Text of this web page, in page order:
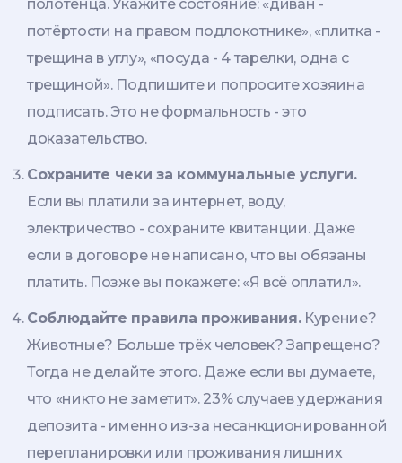
полотенца. Укажите состояние: «диван -
потёртости на правом подлокотнике», «плитка -
трещина в углу», «посуда - 4 тарелки, одна с
трещиной». Подпишите и попросите хозяина
подписать. Это не формальность - это
доказательство.
Сохраните чеки за коммунальные услуги.
Если вы платили за интернет, воду,
электричество - сохраните квитанции. Даже
если в договоре не написано, что вы обязаны
платить. Позже вы покажете: «Я всё оплатил».
Соблюдайте правила проживания.Курение?
Животные? Больше трёх человек? Запрещено?
Тогда не делайте этого. Даже если вы думаете,
что «никто не заметит». 23% случаев удержания
депозита - именно из-за несанкционированной
перепланировки или проживания лишних